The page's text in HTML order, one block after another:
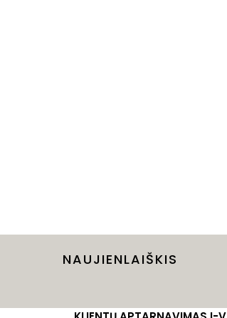
NAUJIENLAIŠKIS